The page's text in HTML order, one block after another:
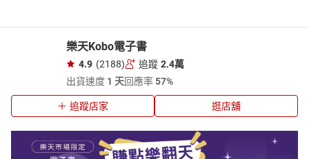
樂天Kobo電子書
4.9 (2188) 追蹤 2.4萬
出貨速度 1 天回應率57%
追蹤店家 逛店舖